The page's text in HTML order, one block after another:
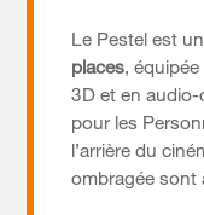
Le Pestel est
places,
3D et en
pour les
l’arrière du
ombragée sont